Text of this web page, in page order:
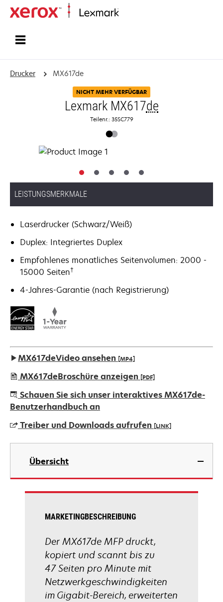
Drucker MX617de
NICHT MEHR VERFÜGBAR
Lexmark MX617de
Teilenr.: 35SC779
LEISTUNGSMERKMALE
Laserdrucker (Schwarz/Weiß)
Duplex: Integriertes Duplex
Empfohlenes monatliches Seitenvolumen: 2000 -
15000 Seiten†
4-Jahres-Garantie (nach Registrierung)
MX617deVideo ansehen [MP4]
MX617deBroschüre anzeigen [PDF]
wird
in
neuen
Registerkarte
Schauen Sie sich unser interaktives MX617de-
Benutzerhandbuch an
Treiber und Downloads aufrufen [LINK]
wird
einer
neuen
Registerkarte
Übersicht
MARKETINGBESCHREIBUNG
Der MX617de MFP druckt,
kopiert und scannt bis zu
47 Seiten pro Minute mit
Netzwerkgeschwindigkeiten
im Gigabit-Bereich, erweiterten